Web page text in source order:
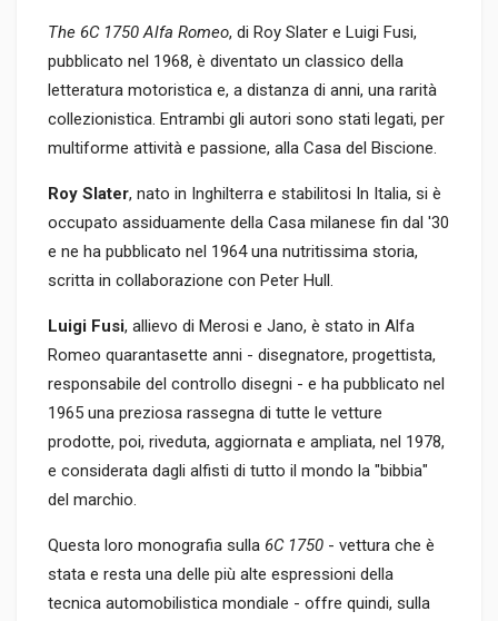
The 6C 1750 Alfa Romeo, di Roy Slater e Luigi Fusi,
pubblicato nel 1968, è diventato un classico della
letteratura motoristica e, a distanza di anni, una rarità
collezionistica. Entrambi gli autori sono stati legati, per
multiforme attività e passione, alla Casa del Biscione.
Roy Slater, nato in Inghilterra e stabilitosi In Italia, si è
occupato assiduamente della Casa milanese fin dal '30
e ne ha pubblicato nel 1964 una nutritissima storia,
scritta in collaborazione con Peter Hull.
Luigi Fusi, allievo di Merosi e Jano, è stato in Alfa
Romeo quarantasette anni - disegnatore, progettista,
responsabile del controllo disegni - e ha pubblicato nel
1965 una preziosa rassegna di tutte le vetture
prodotte, poi, riveduta, aggiornata e ampliata, nel 1978,
e considerata dagli alfisti di tutto il mondo la "bibbia"
del marchio.
Questa loro monografia sulla 6C 1750 - vettura che è
stata e resta una delle più alte espressioni della
tecnica automobilistica mondiale - offre quindi, sulla